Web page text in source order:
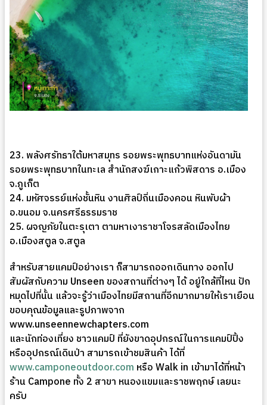
23. พลังศรัทธาใต้มหาสมุทร รอยพระพุทธบาทแห่งอันดามัน
รอยพระพุทธบาทในทะเล สำนักสงฆ์เกาะแก้วพิสดาร อ.เมือง
จ.ภูเก็ต
24. มหัศจรรย์แห่งชั้นหิน งานศิลป์ถิ่นเมืองคอน หินพับผ้า
อ.ขนอม จ.นครศรีธรรมราช
25. ผจญภัยในตะรุเตา ตามหาเงาราชาโจรสลัดเมืองไทย
อ.เมืองสตูล จ.สตูล
สำหรับสายแคมป์อย่างเรา ก็สามารถออกเดินทาง ออกไป
สัมผัสกับความ Unseen ของสถานที่ต่างๆ ได้ อยู่ใกล้ที่ไหน ปัก
หมุดไปที่นั้น แล้วจะรู้ว่าเมืองไทยมีสถานที่อีกมากมายให้เราเยือน
ขอบคุณข้อมูลและรูปภาพจาก
www.unseennewchapters.com
และนักท่องเที่ยง ชาวแคมป์ ที่ยังขาดอุปกรณ์ในการแคมป์ปิ้ง
หรืออุปกรณ์เดินป่า สามารถเข้าชมสินค้า ได้ที่
www.camponeoutdoor.com หรือ Walk in เข้ามาได้ที่หน้า
ร้าน Campone ทั้ง 2 สาขา หนองแขมและราชพฤกษ์ เลยนะ
ครับ